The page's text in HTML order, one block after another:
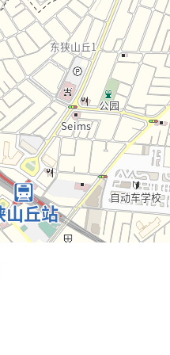
，不仅本房源而且，做向导吧。
宅贷款利用时的月的偿还例
。
熟。